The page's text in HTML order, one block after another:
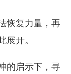
复力量，再
展开。
启示下，寻